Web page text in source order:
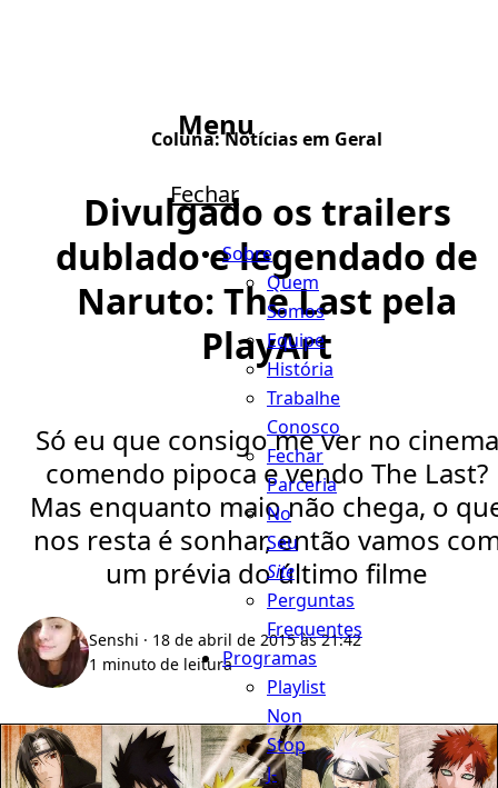
Menu
Fechar
Sobre
Quem
Somos
Equipe
História
Trabalhe
Conosco
Fechar
Parceria
No
Seu
Site
Perguntas
Frequentes
Programas
Playlist
Non
Stop
J-
Coluna:Notícias em Geral
Divulgado os trailers
dublado e legendado de
Naruto: The Last pela
PlayArt
Só eu que consigo me ver no cinema
comendo pipoca e vendo The Last?
Mas enquanto maio não chega, o
nos resta é sonhar, então vamos
um prévia do último filme
Senshi · 18 de abril de 2015 às 21:42
1 minuto de leitura